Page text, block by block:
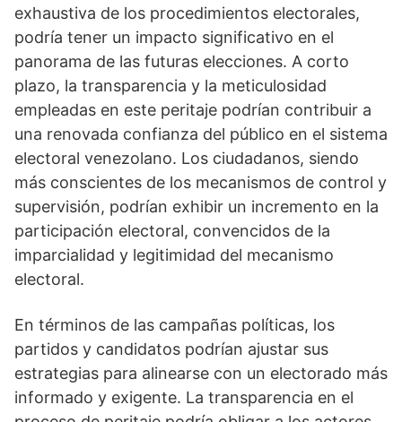
exhaustiva de los procedimientos electorales,
podría tener un impacto significativo en el
panorama de las futuras elecciones. A corto
plazo, la transparencia y la meticulosidad
empleadas en este peritaje podrían contribuir a
una renovada confianza del público en el sistema
electoral venezolano. Los ciudadanos, siendo
más conscientes de los mecanismos de control y
supervisión, podrían exhibir un incremento en la
participación electoral, convencidos de la
imparcialidad y legitimidad del mecanismo
electoral.
En términos de las campañas políticas, los
partidos y candidatos podrían ajustar sus
estrategias para alinearse con un electorado más
informado y exigente. La transparencia en el